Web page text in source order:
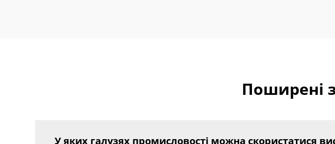
Поширені
У яких галузях промисловості можна скористатися